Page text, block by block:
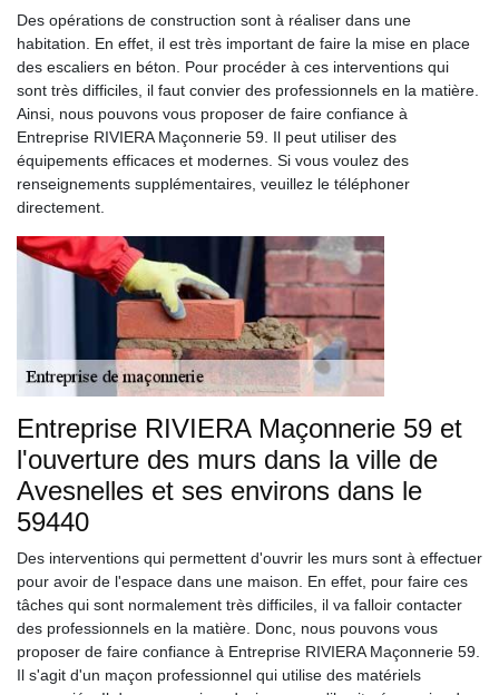
Des opérations de construction sont à réaliser dans une
habitation. En effet, il est très important de faire la mise en place
des escaliers en béton. Pour procéder à ces interventions qui
sont très difficiles, il faut convier des professionnels en la matière.
Ainsi, nous pouvons vous proposer de faire confiance à
Entreprise RIVIERA Maçonnerie 59. Il peut utiliser des
équipements efficaces et modernes. Si vous voulez des
renseignements supplémentaires, veuillez le téléphoner
directement.
Entreprise RIVIERA Maçonnerie 59 et
l'ouverture des murs dans la ville de
Avesnelles et ses environs dans le
59440
Des interventions qui permettent d'ouvrir les murs sont à effectuer
pour avoir de l'espace dans une maison. En effet, pour faire ces
tâches qui sont normalement très difficiles, il va falloir contacter
des professionnels en la matière. Donc, nous pouvons vous
proposer de faire confiance à Entreprise RIVIERA Maçonnerie 59.
Il s'agit d'un maçon professionnel qui utilise des matériels